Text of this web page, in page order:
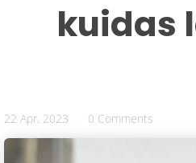
kuidas
22 Apr, 2023 0 Comments